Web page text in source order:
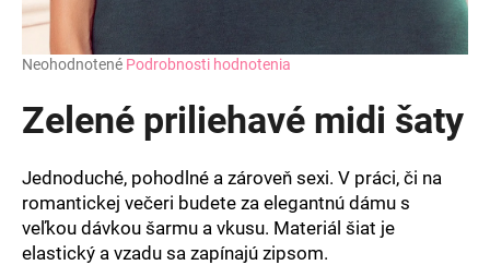
Priemerné
produktu
je
5
hviezdičiek.
Neohodnotené Podrobnosti hodnotenia
Zelené priliehavé midi šaty
Jednoduché, pohodlné a zároveň sexi. V práci, či na
romantickej večeri budete za elegantnú dámu s
veľkou dávkou šarmu a vkusu. Materiál šiat je
elastický a vzadu sa zapínajú zipsom.